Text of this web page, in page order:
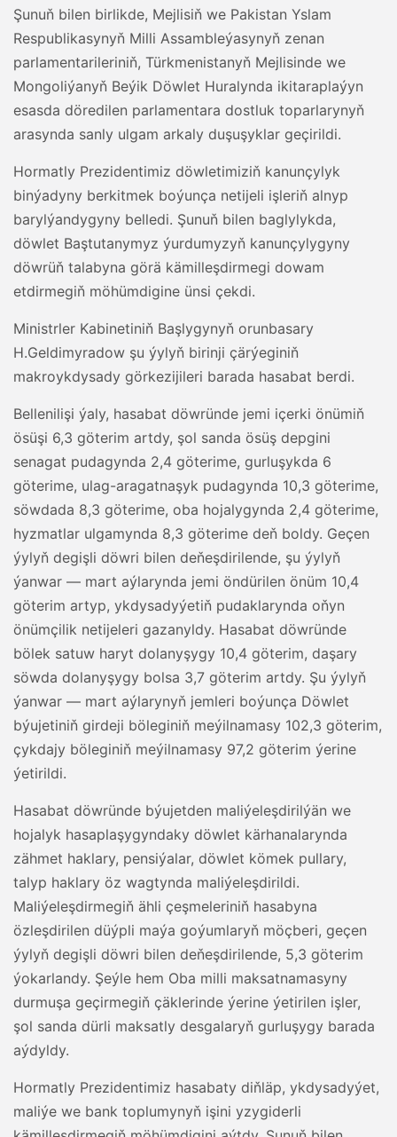
Şunuň bilen birlikde, Mejlisiň we Pakistan Yslam
Respublikasynyň Milli Assambleýasynyň zenan
parlamentarileriniň, Türkmenistanyň Mejlisinde we
Mongoliýanyň Beýik Döwlet Huralynda ikitaraplaýyn
esasda döredilen parlamentara dostluk toparlarynyň
arasynda sanly ulgam arkaly duşuşyklar geçirildi.
Hormatly Prezidentimiz döwletimiziň kanunçylyk
binýadyny berkitmek boýunça netijeli işleriň alnyp
barylýandygyny belledi. Şunuň bilen baglylykda,
döwlet Baştutanymyz ýurdumyzyň kanunçylygyny
döwrüň talabyna görä kämilleşdirmegi dowam
etdirmegiň möhümdigine ünsi çekdi.
Ministrler Kabinetiniň Başlygynyň orunbasary
H.Geldimyradow şu ýylyň birinji çärýeginiň
makroykdysady görkezijileri barada hasabat berdi.
Bellenilişi ýaly, hasabat döwründe jemi içerki önümiň
ösüşi 6,3 göterim artdy, şol sanda ösüş depgini
senagat pudagynda 2,4 göterime, gurluşykda 6
göterime, ulag-aragatnaşyk pudagynda 10,3 göterime,
söwdada 8,3 göterime, oba hojalygynda 2,4 göterime,
hyzmatlar ulgamynda 8,3 göterime deň boldy. Geçen
ýylyň degişli döwri bilen deňeşdirilende, şu ýylyň
ýanwar — mart aýlarynda jemi öndürilen önüm 10,4
göterim artyp, ykdysadyýetiň pudaklarynda oňyn
önümçilik netijeleri gazanyldy. Hasabat döwründe
bölek satuw haryt dolanyşygy 10,4 göterim, daşary
söwda dolanyşygy bolsa 3,7 göterim artdy. Şu ýylyň
ýanwar — mart aýlarynyň jemleri boýunça Döwlet
býujetiniň girdeji böleginiň meýilnamasy 102,3 göterim,
çykdajy böleginiň meýilnamasy 97,2 göterim ýerine
ýetirildi.
Hasabat döwründe býujetden maliýeleşdirilýän we
hojalyk hasaplaşygyndaky döwlet kärhanalarynda
zähmet haklary, pensiýalar, döwlet kömek pullary,
talyp haklary öz wagtynda maliýeleşdirildi.
Maliýeleşdirmegiň ähli çeşmeleriniň hasabyna
özleşdirilen düýpli maýa goýumlaryň möçberi, geçen
ýylyň degişli döwri bilen deňeşdirilende, 5,3 göterim
ýokarlandy. Şeýle hem Oba milli maksatnamasyny
durmuşa geçirmegiň çäklerinde ýerine ýetirilen işler,
şol sanda dürli maksatly desgalaryň gurluşygy barada
aýdyldy.
Hormatly Prezidentimiz hasabaty diňläp, ykdysadyýet,
maliýe we bank toplumynyň işini yzygiderli